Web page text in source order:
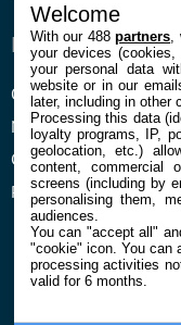
ENTREPRISE
Qui sommes nous
Mentions légales et
Confidentialité et
Préférences cookies
Welcome
With our 488partners
your devices
your personal data
website or in our
later, including in other
Processing this data
loyalty programs, IP,
geolocation, etc.)
content, commercial
screens (including by
personalising them,
audiences.
You can "accept all"
"cookie" icon. You can
processing activities
valid for 6 months.